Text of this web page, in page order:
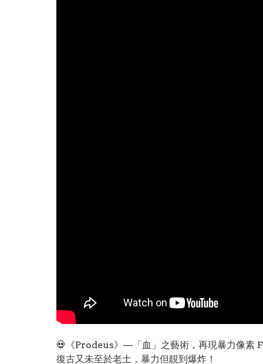
💀《Prodeus》—「血」之藝術，再現暴力像素
復古又未至於老土，暴力但靚到爆炸！